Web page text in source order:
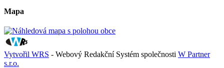
Mapa
Vytvořil WRS - Webový Redakční Systém společnosti W Partner
s.r.o.